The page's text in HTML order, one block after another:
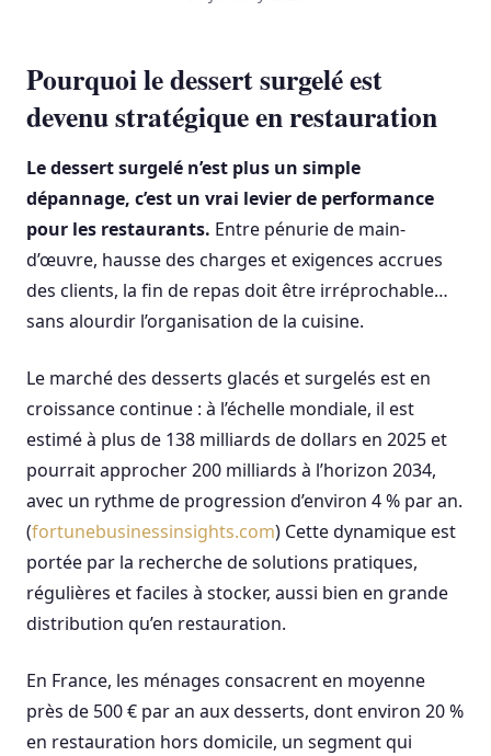
Pourquoi le dessert surgelé est
devenu stratégique en restauration
Le dessert surgelé n’est plus un simple
dépannage, c’est un vrai levier de performance
pour les restaurants. Entre pénurie de main-
d’œuvre, hausse des charges et exigences accrues
des clients, la fin de repas doit être irréprochable…
sans alourdir l’organisation de la cuisine.
Le marché des desserts glacés et surgelés est en
croissance continue : à l’échelle mondiale, il est
estimé à plus de 138 milliards de dollars en 2025 et
pourrait approcher 200 milliards à l’horizon 2034,
avec un rythme de progression d’environ 4 % par an.
(fortunebusinessinsights.com) Cette dynamique est
portée par la recherche de solutions pratiques,
régulières et faciles à stocker, aussi bien en grande
distribution qu’en restauration.
En France, les ménages consacrent en moyenne
près de 500 € par an aux desserts, dont environ 20 %
en restauration hors domicile, un segment qui